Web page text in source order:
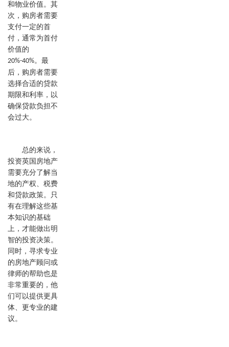
和物业价值。其
次，购房者需要
支付一定的首
付，通常为首付
价值的
20%-40%。最
后，购房者需要
选择合适的贷款
期限和利率，以
确保贷款负担不
会过大。
总的来说，
投资英国房地产
需要充分了解当
地的产权、税费
和贷款政策。只
有在理解这些基
本知识的基础
上，才能做出明
智的投资决策。
同时，寻求专业
的房地产顾问或
律师的帮助也是
非常重要的，他
们可以提供更具
体、更专业的建
议。